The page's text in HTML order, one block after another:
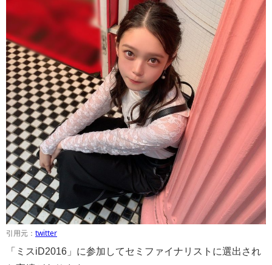
引用元： twitter
「ミスiD2016」に参加してセミファイナリストに選出され